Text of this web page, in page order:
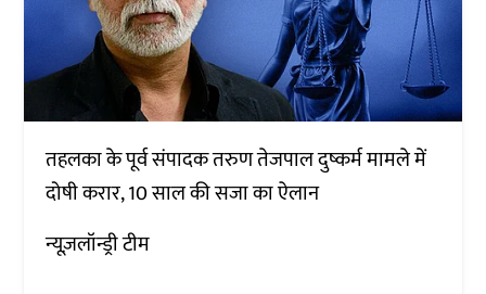
तहलका के पूर्व संपादक तरुण तेजपाल दुष्कर्म मामले में
दोषी करार, 10 साल की सजा का ऐलान
न्यूज़लॉन्ड्री टीम